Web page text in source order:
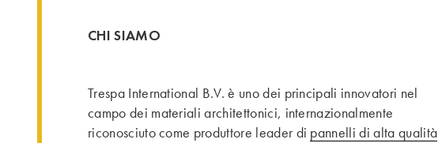
CHI SIAMO
Trespa International B.V. è uno dei principali innovatori nel
campo dei materiali architettonici, internazionalmente
riconosciuto come produttore leader di pannelli di alta qualità